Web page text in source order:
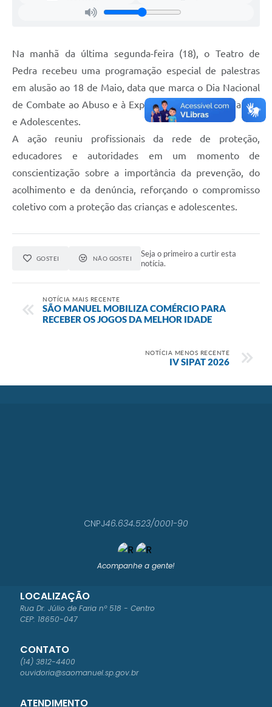
Na manhã da última segunda-feira (18), o Teatro de
Pedra recebeu uma programação especial de palestras
em alusão ao 18 de Maio, data que marca o Dia Nacional
de Combate ao Abuso e à Exploração Sexual de Crianças
e Adolescentes.
A ação reuniu profissionais da rede de proteção,
educadores e autoridades em um momento de
conscientização sobre a importância da prevenção, do
acolhimento e da denúncia, reforçando o compromisso
coletivo com a proteção das crianças e adolescentes.
GOSTEI NÃO GOSTEI
Seja o primeiro a curtir esta
notícia.
NOTÍCIA MAIS RECENTE
SÃO MANUEL MOBILIZA COMÉRCIO PARA
RECEBER OS JOGOS DA MELHOR IDADE
NOTÍCIA MENOS RECENTE
IV SIPAT 2026
Acompanhe a gente!
LOCALIZAÇÃO
Rua Dr. Júlio de Faria nº 518 - Centro
CEP: 18650-047
CONTATO
(14) 3812-4400
ouvidoria@saomanuel.sp.gov.br
ATENDIMENTO
CNPJ46.634.523/0001-90